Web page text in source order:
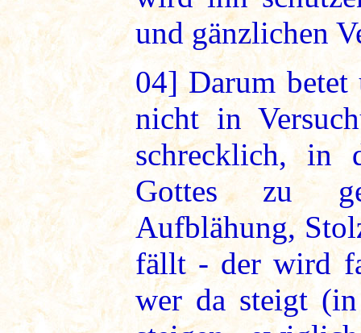
und gänzlichen
04]Darum betet
nicht in
schrecklich, in
Gottes zu
Aufblähung,
fällt - der wird
wer da steigt